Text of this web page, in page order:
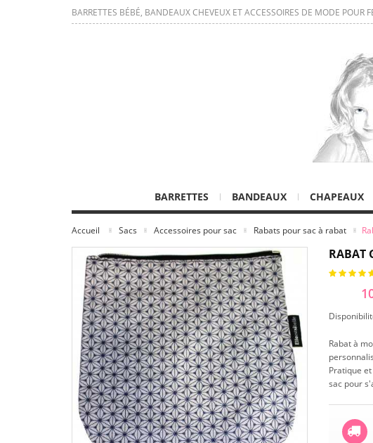
BARRETTES BÉBÉ, BANDEAUX CHEVEUX ET ACCESSOIRES DE MODE POUR
BARRETTES BANDEAUX CHAPEAUX
Accueil Sacs Accessoires pour sac Rabats pour sac à rabat
RABAT
Rabat à
Pratique
sac pour